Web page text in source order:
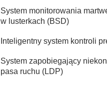
System monitorowania
w lusterkach (BSD)
Inteligentny system kontroli
System zapobiegający
pasa ruchu (LDP)